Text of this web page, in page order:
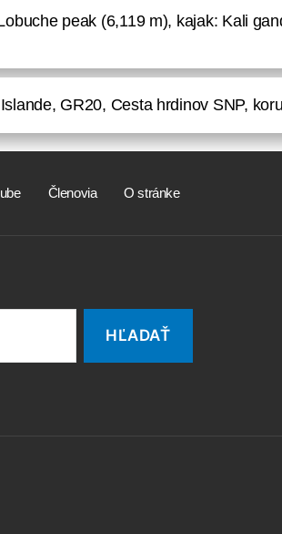
peak (6,119 m), kajak: Kali
GR20, Cesta hrdinov SNP,
Členovia O stránke